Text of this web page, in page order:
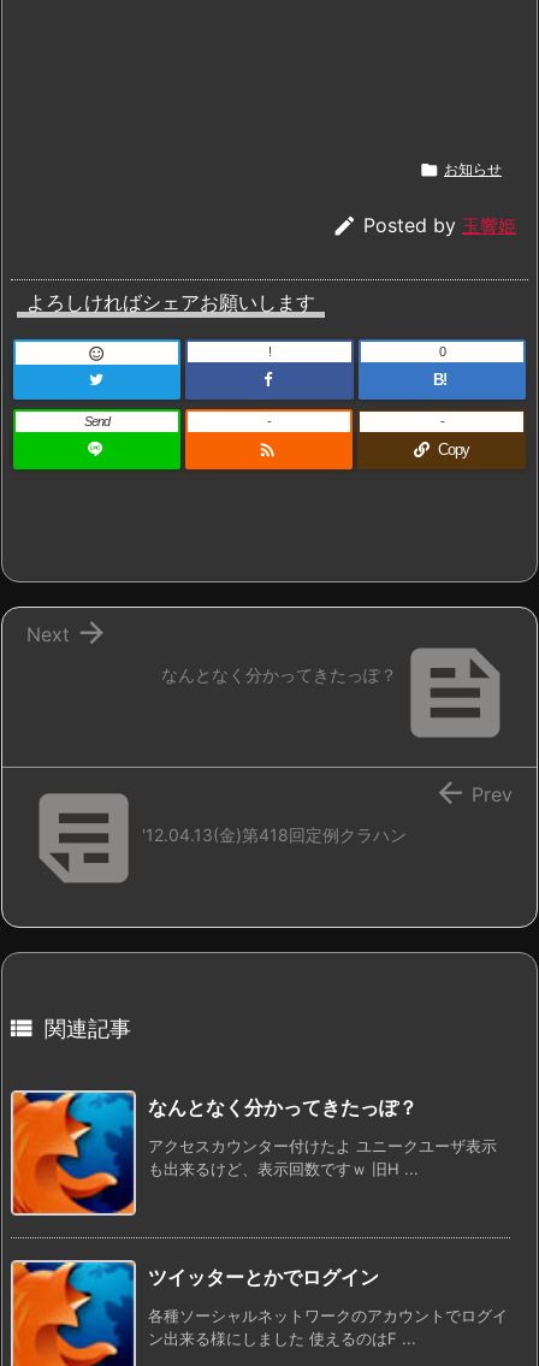
 お知らせ
 Posted by 玉響姫
よろしければシェアお願いします
 !
B!
0
Send

-
Copy
-

なんとなく分かってきたっぽ？

Next
'12.04.13(金)第418回定例クラハン
 Prev
 関連記事
なんとなく分かってきたっぽ？
アクセスカウンター付けたよ ユニークユーザ表示
も出来るけど、表示回数ですｗ 旧H ...
ツイッターとかでログイン
各種ソーシャルネットワークのアカウントでログイ
ン出来る様にしました 使えるのはF ...